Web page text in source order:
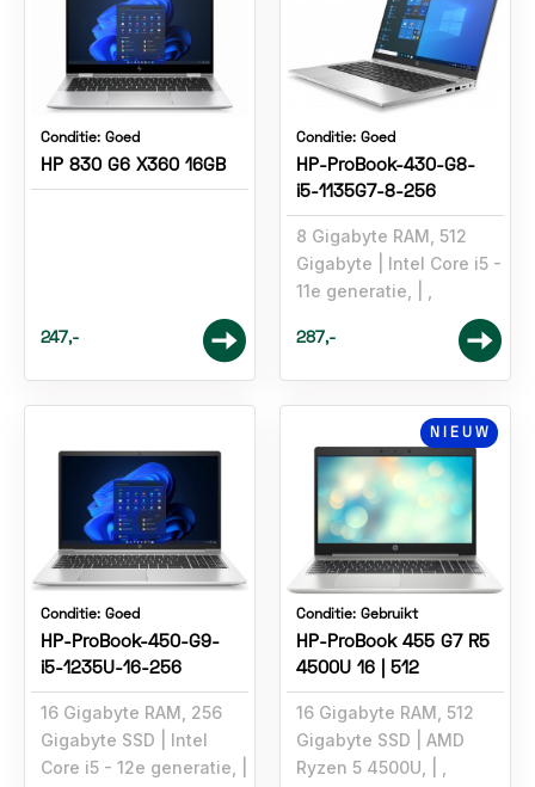
Conditie: Goed
HP 830 G6 X360 16GB
247,-
Conditie:Goed
HP-ProBook-430-G8-
i5-1135G7-8-256
8 Gigabyte RAM, 512
Gigabyte
Intel Core i5 -
11e generatie,
287,-
Conditie: Goed
HP-ProBook-450-G9-
i5-1235U-16-256
16 Gigabyte RAM, 256
Gigabyte SSD
Intel
Core i5 - 12e generatie,
Conditie:Gebruikt
NIEUW
HP-ProBook 455 G7 R5
4500U 16 | 512
16 Gigabyte RAM, 512
Gigabyte SSD
AMD
Ryzen 5 4500U,